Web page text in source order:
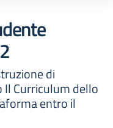
di
Il Curriculum dello
entro il